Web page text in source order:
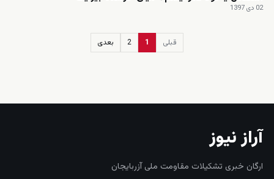
02 دی 1397
قبلی 1
2 بعدی
آراز نیوز
ارگان خبری تشکیلات مقاومت ملی آزربایجان